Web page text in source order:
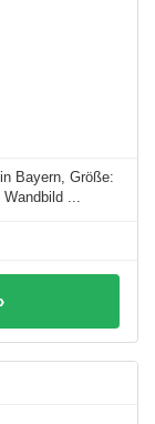
Bayern, Größe:
...